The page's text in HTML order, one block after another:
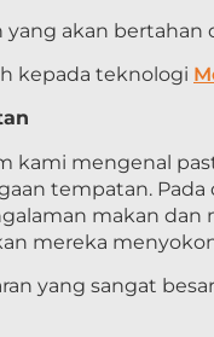
yang akan
kepada teknologi
kami mengenal
tempatan.
makan
mereka
yang sangat